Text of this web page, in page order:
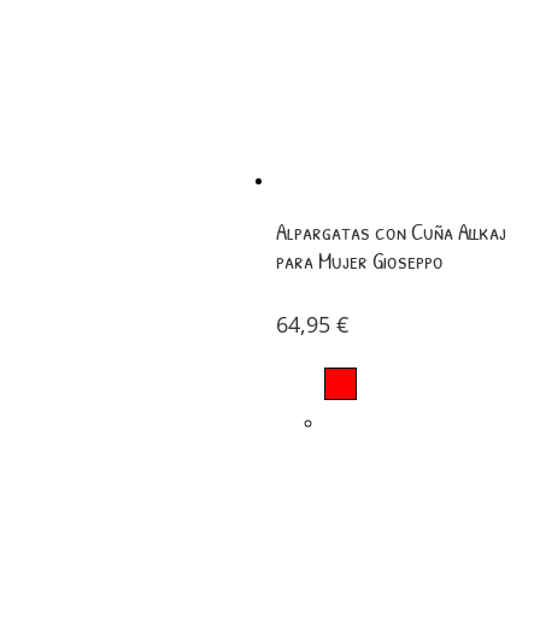
Alpargatas con Cuña Allkaj
para Mujer Gioseppo
64,95 €